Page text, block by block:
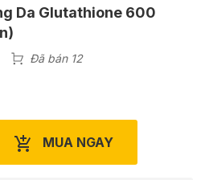
Da Glutathione 600
Đã bán 12
MUA NGAY